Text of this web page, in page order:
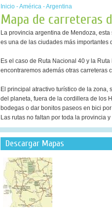
Inicio -América -Argentina
Mapa de carreteras
La provincia argentina de Mendoza,
es una de las ciudades más importantes
Es el caso de Ruta Nacional 40 y la
encontraremos además otras carreteras
El principal atractivo turístico de la zona,
del planeta, fuera de la cordillera de los
bodegas o dar bonitos paseos en bici
Las rutas no faltan por toda la provincia
Descargar Mapas